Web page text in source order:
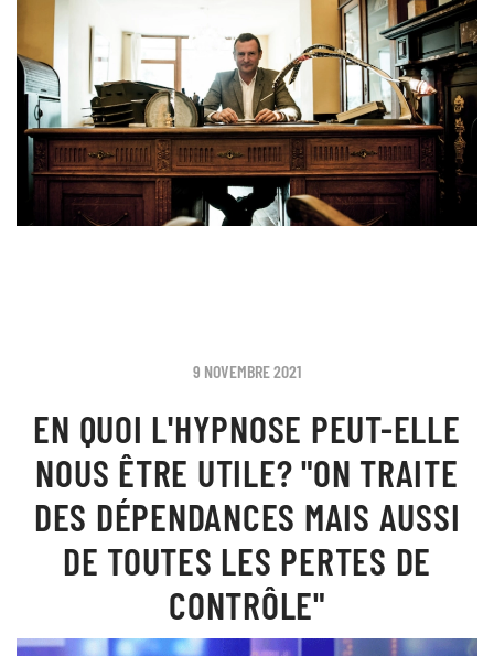
9 NOVEMBRE 2021
EN QUOI L'HYPNOSE PEUT-ELLE
NOUS ÊTRE UTILE? "ON TRAITE
DES DÉPENDANCES MAIS AUSSI
DE TOUTES LES PERTES DE
CONTRÔLE"